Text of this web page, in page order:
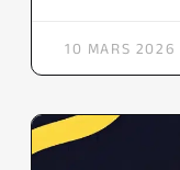
10 MARS 2026